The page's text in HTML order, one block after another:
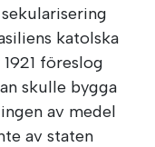
katolska
föreslog
skulle bygga
av medel
av staten